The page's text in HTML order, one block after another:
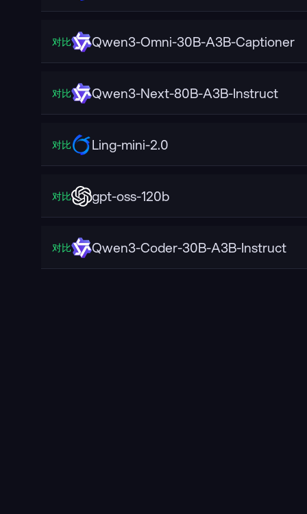
对比 Qwen3-Omni-30B-A3B-Captioner
对比 Qwen3-Next-80B-A3B-Instruct
对比 Ling-mini-2.0
对比 gpt-oss-120b
对比 Qwen3-Coder-30B-A3B-Instruct